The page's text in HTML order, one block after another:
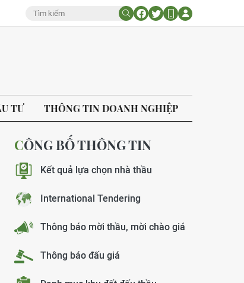
TƯ THÔNG TIN DOANH NGHIỆP
CÔNG BỐ THÔNG TIN
Kết quả lựa chọn nhà thầu
International Tendering
Thông báo mời thầu, mời chào giá
Thông báo đấu giá